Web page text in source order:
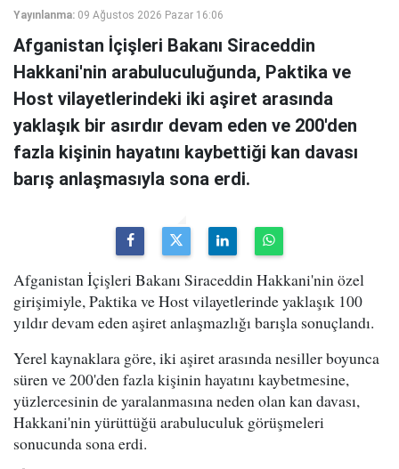
Yayınlanma: 09 Ağustos 2026 Pazar 16:06
Afganistan İçişleri Bakanı Siraceddin
Hakkani'nin arabuluculuğunda, Paktika ve
Host vilayetlerindeki iki aşiret arasında
yaklaşık bir asırdır devam eden ve 200'den
fazla kişinin hayatını kaybettiği kan davası
barış anlaşmasıyla sona erdi.
Afganistan İçişleri Bakanı Siraceddin Hakkani'nin özel
girişimiyle, Paktika ve Host vilayetlerinde yaklaşık 100
yıldır devam eden aşiret anlaşmazlığı barışla sonuçlandı.
Yerel kaynaklara göre, iki aşiret arasında nesiller boyunca
süren ve 200'den fazla kişinin hayatını kaybetmesine,
yüzlercesinin de yaralanmasına neden olan kan davası,
Hakkani'nin yürüttüğü arabuluculuk görüşmeleri
sonucunda sona erdi.